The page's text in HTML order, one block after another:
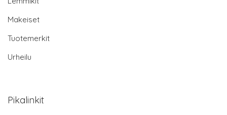
Makeiset
Tuotemerkit
Urheilu
Pikalinkit